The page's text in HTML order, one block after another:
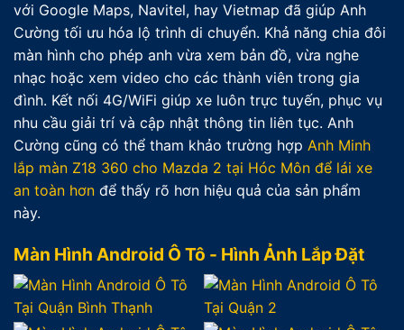
với Google Maps, Navitel, hay Vietmap đã giúp Anh
Cường tối ưu hóa lộ trình di chuyển. Khả năng chia đôi
màn hình cho phép anh vừa xem bản đồ, vừa nghe
nhạc hoặc xem video cho các thành viên trong gia
đình. Kết nối 4G/WiFi giúp xe luôn trực tuyến, phục vụ
nhu cầu giải trí và cập nhật thông tin liên tục. Anh
Cường cũng có thể tham khảo trường hợp Anh Minh
lắp màn Z18 360 cho Mazda 2 tại Hóc Môn để lái xe
an toàn hơn để thấy rõ hơn hiệu quả của sản phẩm
này.
Màn Hình Android Ô Tô - Hình Ảnh Lắp Đặt